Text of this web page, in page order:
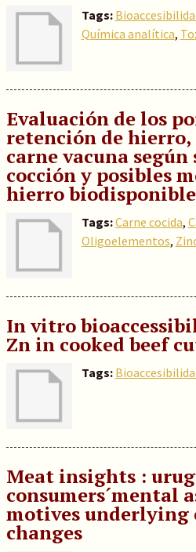
Tags:
Química analítica,
Evaluación de los
retención de hierro,
carne vacuna según
cocción y posibles
hierro
Tags:Carne cocida,
Oligoelementos,
In vitro
Zn in cooked beef
Tags:
Meat insights :
consumers´mental
motives underlying
changes